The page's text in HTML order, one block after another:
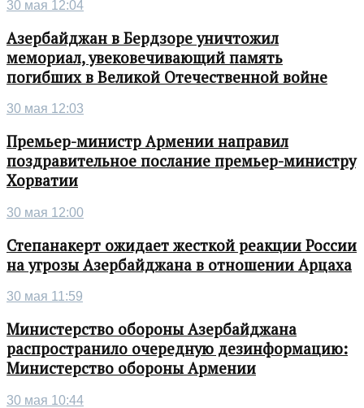
30 мая 12:04
Азербайджан в Бердзоре уничтожил
мемориал, увековечивающий память
погибших в Великой Отечественной войне
30 мая 12:03
Премьер-министр Армении направил
поздравительное послание премьер-министру
Хорватии
30 мая 12:00
Степанакерт ожидает жесткой реакции России
на угрозы Азербайджана в отношении Арцаха
30 мая 11:59
Министерство обороны Азербайджана
распространило очередную дезинформацию:
Министерство обороны Армении
30 мая 10:44